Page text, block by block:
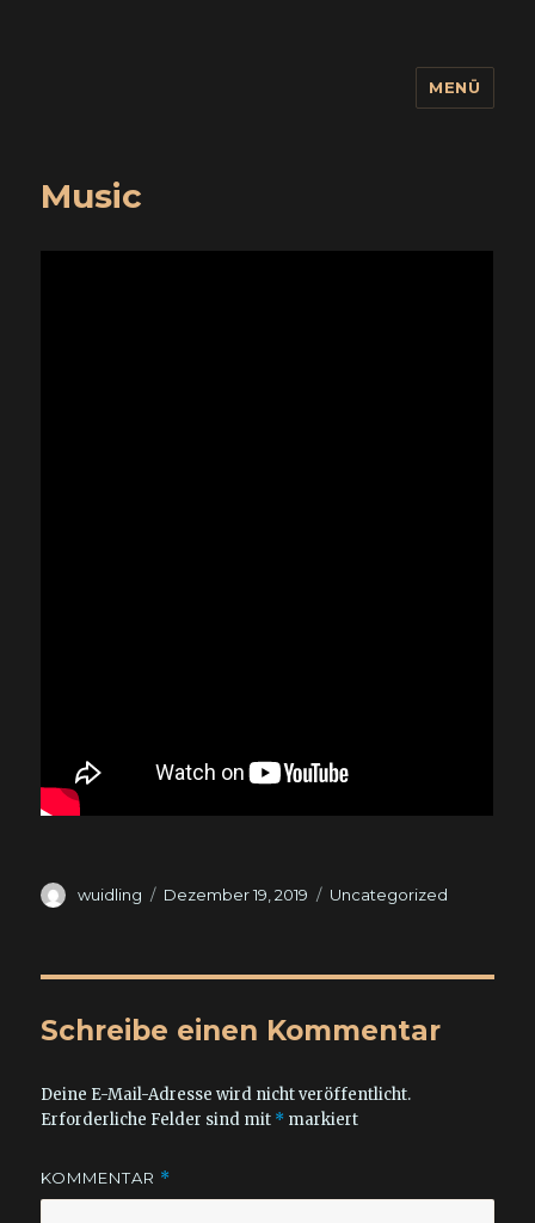
MENÜ
Music
Autor
wuidling
Veröffentlicht
Dezember 19, 2019 Kategorien
Uncategorized
Schreibe einen Kommentar
Deine E-Mail-Adresse wird nicht veröffentlicht.
Erforderliche Felder sind mit * markiert
KOMMENTAR *